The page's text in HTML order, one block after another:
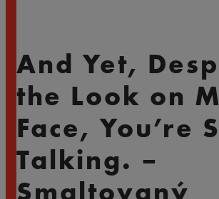
And Yet,
the Look on
Face, You’re
Talking. –